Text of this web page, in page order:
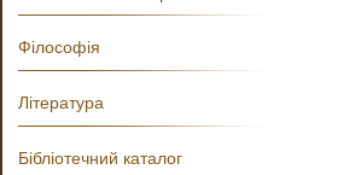
Філософія
Література
Бібліотечний каталог